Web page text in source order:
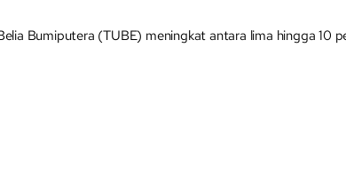
Bumiputera (TUBE) meningkat antara lima hingga 10